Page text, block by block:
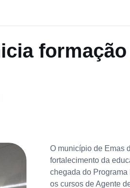
O município de Emas
fortalecimento da
chegada do Programa
os cursos de Agente